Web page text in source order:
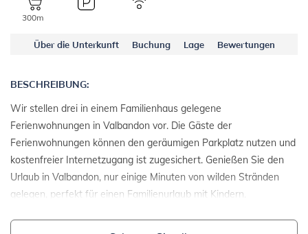
300m
Über die Unterkunft Buchung Lage Bewertungen
BESCHREIBUNG:
Wir stellen drei in einem Familienhaus gelegene
Ferienwohnungen in Valbandon vor. Die Gäste der
Ferienwohnungen können den geräumigen Parkplatz nutzen und
kostenfreier Internetzugang ist zugesichert. Genießen Sie den
Urlaub in Valbandon, nur einige Minuten von wilden Stränden
gelegen, perfekt für einen Familienurlaub mit Kindern.